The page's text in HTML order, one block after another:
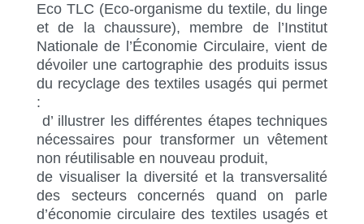
Eco TLC (Eco-organisme du textile, du linge
et de la chaussure), membre de l’Institut
Nationale de l’Économie Circulaire, vient de
dévoiler une cartographie des produits issus
du recyclage des textiles usagés qui permet
:
d’ illustrer les différentes étapes techniques
nécessaires pour transformer un vêtement
non réutilisable en nouveau produit,
de visualiser la diversité et la transversalité
des secteurs concernés quand on parle
d’économie circulaire des textiles usagés et